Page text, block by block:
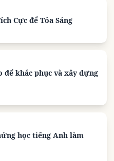
Cực để Tỏa Sáng
khắc phục và xây dựng
học tiếng Anh làm